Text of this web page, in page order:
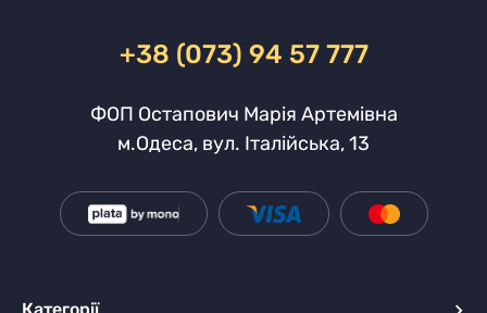
+38 (073) 94 57 777
ФОП Остапович Марія Артемівна
м.Одеса, вул. Італійська, 13